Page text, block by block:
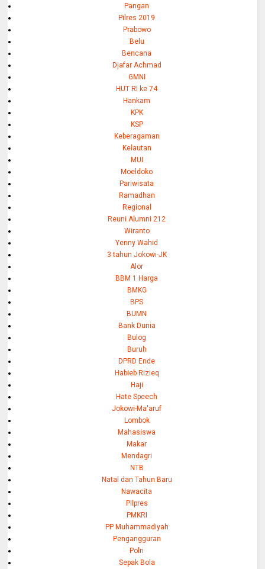
Pangan
Pilres 2019
Prabowo
Belu
Bencana
Djafar Achmad
GMNI
HUT RI ke 74
Hankam
KPK
KSP
Keberagaman
Kelautan
MUI
Moeldoko
Pariwisata
Ramadhan
Regional
Reuni Alumni 212
Wiranto
Yenny Wahid
3 tahun Jokowi-JK
Alor
BBM 1 Harga
BMKG
BPS
BUMN
Bank Dunia
Bulog
Buruh
DPRD Ende
Habieb Rizieq
Haji
Hate Speech
Jokowi-Ma'aruf
Lombok
Mahasiswa
Makar
Mendagri
NTB
Natal dan Tahun Baru
Nawacita
PIlpres
PMKRI
PP Muhammadiyah
Pengangguran
Polri
Sepak Bola